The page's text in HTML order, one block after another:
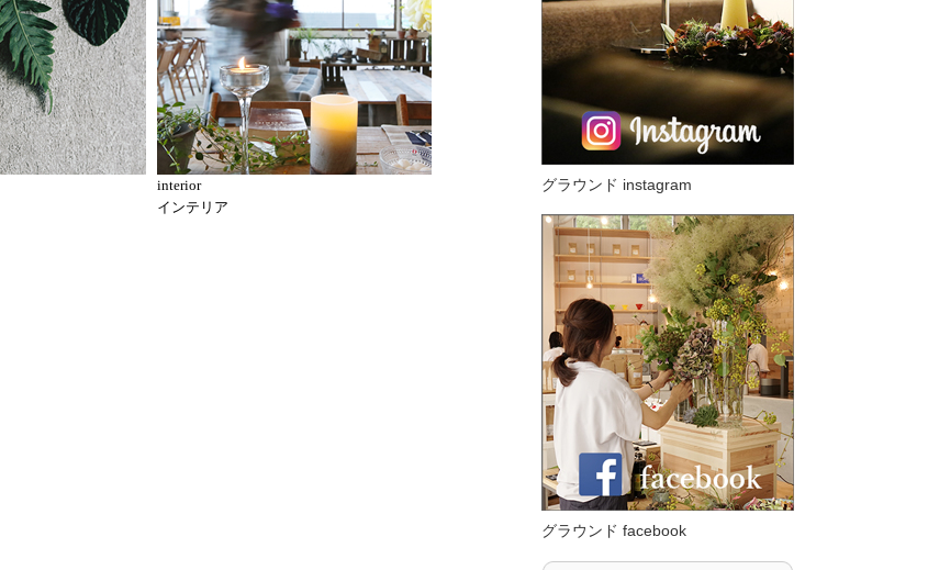
interior
インテリア
グラウンド instagram
グラウンド facebook